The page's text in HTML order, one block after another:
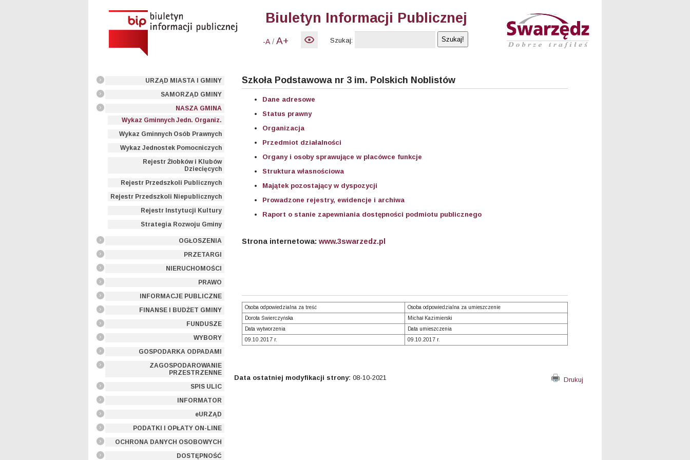
Biuletyn Informacji Publicznej
-A / A+ Szukaj:
URZĄD MIASTA I GMINY
SAMORZĄD GMINY
NASZA GMINA
Wykaz Gminnych Jedn. Organiz.
Wykaz Gminnych Osób Prawnych
Wykaz Jednostek Pomocniczych
Rejestr Żłobków i Klubów
Dziecięcych
Rejestr Przedszkoli Publicznych
Rejestr Przedszkoli Niepublicznych
Rejestr Instytucji Kultury
Strategia Rozwoju Gminy
OGŁOSZENIA
PRZETARGI
NIERUCHOMOŚCI
PRAWO
INFORMACJE PUBLICZNE
FINANSE I BUDŻET GMINY
FUNDUSZE
WYBORY
GOSPODARKA ODPADAMI
ZAGOSPODAROWANIE
PRZESTRZENNE
SPIS ULIC
INFORMATOR
eURZĄD
PODATKI I OPŁATY ON-LINE
OCHRONA DANYCH OSOBOWYCH
DOSTĘPNOŚĆ
Szkoła Podstawowa nr 3 im. Polskich Noblistów
Dane adresowe
Status prawny
Organizacja
Przedmiot działalności
Organy i osoby sprawujące w placówce funkcje
Struktura własnościowa
Majątek pozostający w dyspozycji
Prowadzone rejestry, ewidencje i archiwa
Raport o stanie zapewniania dostępności podmiotu publicznego
Strona internetowa: www.3swarzedz.pl
Osoba odpowiedzialna za treść
Osoba odpowiedzialna za umieszczenie
Dorota Świerczyńska
Michał Kazimierski
Data wytworzenia
Data umieszczenia
09.10.2017 r.
09.10.2017 r.
Data ostatniej modyfikacji strony: 08-10-2021 Drukuj